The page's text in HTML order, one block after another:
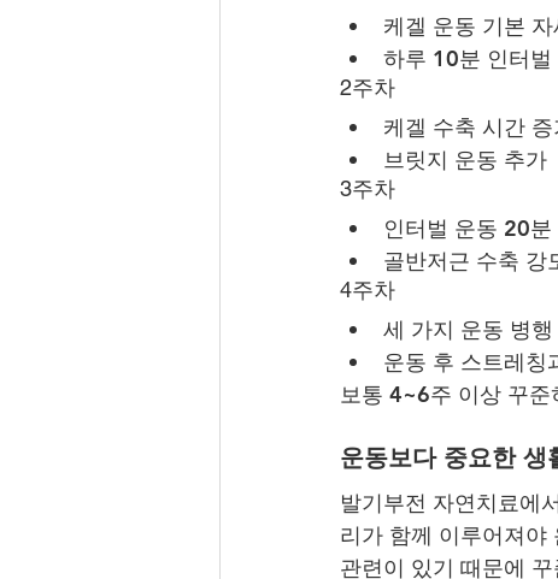
케겔 운동 기본
하루 10분 인터벌
2주차
케겔 수축 시간
브릿지 운동 추가
3주차
인터벌 운동 20분
골반저근 수축 강
4주차
세 가지 운동 병행
운동 후 스트레칭
보통 4~6주 이상 꾸준
운동보다 중요한 생
발기부전 자연치료에
리가 함께 이루어져야
관련이 있기 때문에